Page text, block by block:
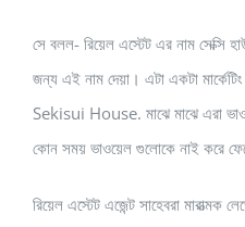
সে বলল- রিয়েল এস্টেট এর নাম সেক্সি
জন্য এই নাম দেয়া। এটা একটা মার্কেটিং
Sekisui House. মাঝে মাঝে এরা
কোন সময় ভাওয়েল গুলোকে নাই করে
রিয়েল এস্টেট এজেন্ট সাহেবরা